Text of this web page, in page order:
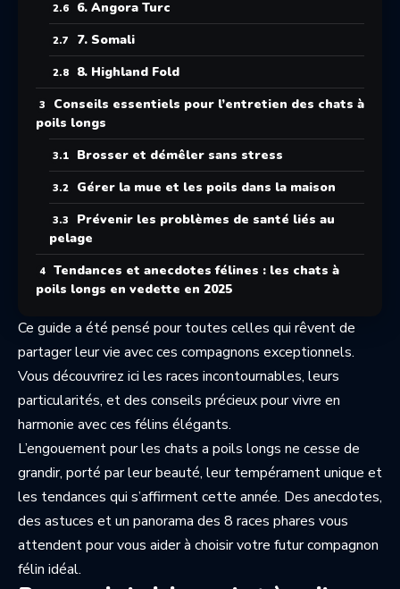
6. Angora Turc
7. Somali
8. Highland Fold
Conseils essentiels pour l’entretien des chats à
poils longs
Brosser et démêler sans stress
Gérer la mue et les poils dans la maison
Prévenir les problèmes de santé liés au
pelage
Tendances et anecdotes félines : les chats à
poils longs en vedette en 2025
Ce guide a été pensé pour toutes celles qui rêvent de
partager leur vie avec ces compagnons exceptionnels.
Vous découvrirez ici les races incontournables, leurs
particularités, et des conseils précieux pour vivre en
harmonie avec ces félins élégants.
L’engouement pour les chats a poils longs ne cesse de
grandir, porté par leur beauté, leur tempérament unique et
les tendances qui s’affirment cette année. Des anecdotes,
des astuces et un panorama des 8 races phares vous
attendent pour vous aider à choisir votre futur compagnon
félin idéal.